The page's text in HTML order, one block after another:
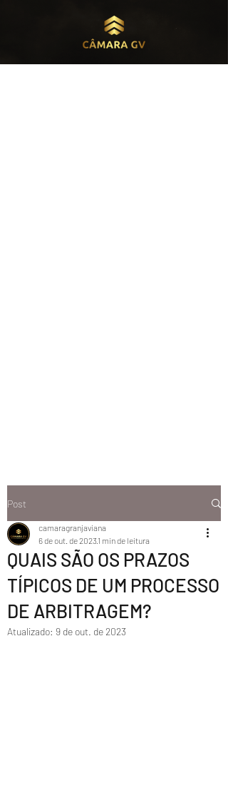
Post
QUAIS SÃO OS PRAZOS
TÍPICOS DE UM PROCESSO
DE ARBITRAGEM?
camaragranjaviana
6 de out. de 2023 1 min de leitura
Atualizado: 9 de out. de 2023